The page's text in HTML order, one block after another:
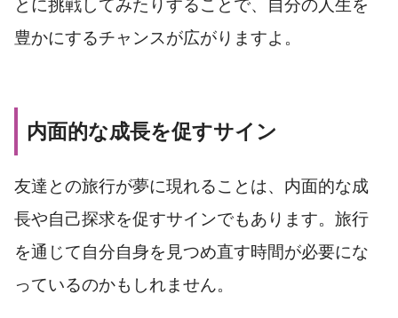
とに挑戦してみたりすることで、自分の人生を
豊かにするチャンスが広がりますよ。
内面的な成長を促すサイン
友達との旅行が夢に現れることは、内面的な成
長や自己探求を促すサインでもあります。旅行
を通じて自分自身を見つめ直す時間が必要にな
っているのかもしれません。